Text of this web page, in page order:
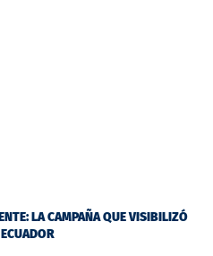
LA CAMPAÑA QUE VISIBILIZÓ